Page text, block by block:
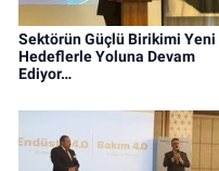
Sektörün Güçlü Birikimi Yeni
Hedeflerle Yoluna Devam
Ediyor…